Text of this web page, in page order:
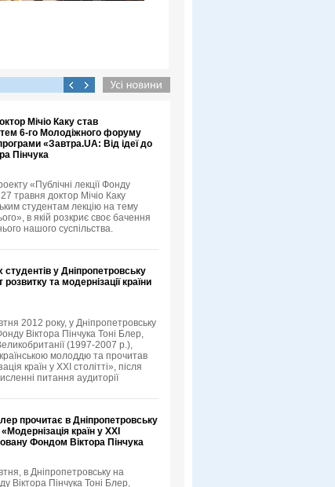
Мічіо Каку став
6-го Молодіжного форуму
«Завтра.UA: Від ідеї до
Пінчука
«Публічні лекції Фонду
травня доктор Мічіо Каку
студентам лекцію на тему
в якій розкриє своє бачення
нашого суспільства.
студентів у Дніпропетровську
та модернізації країни
2012 року, у Дніпропетровську
Віктора Пінчука Тоні Блер,
(1997-2007 р.),
молоддю та прочитав
країн у XXI столітті», після
питання аудиторії
прочитає в Дніпропетровську
країн у XXI
Фондом Віктора Пінчука
в Дніпропетровську на
Віктора Пінчука Тоні Блер,